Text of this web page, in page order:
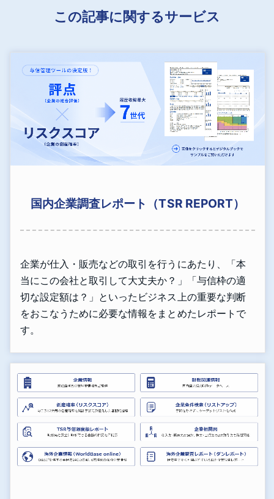
この記事に関するサービス
国内企業調査レポート（TSR REPORT）
企業が仕入・販売などの取引を行うにあたり、「本
当にこの会社と取引して大丈夫か？」「与信枠の適
切な設定額は？」といったビジネス上の重要な判断
をおこなうために必要な情報をまとめたレポートで
す。